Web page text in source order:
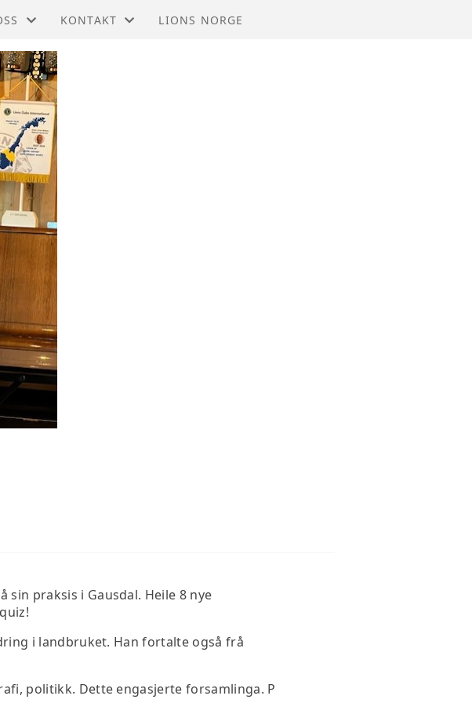
OSS
KONTAKT LIONS NORGE
praksis i Gausdal. Heile 8 nye
i landbruket. Han fortalte også frå
politikk. Dette engasjerte forsamlinga. P